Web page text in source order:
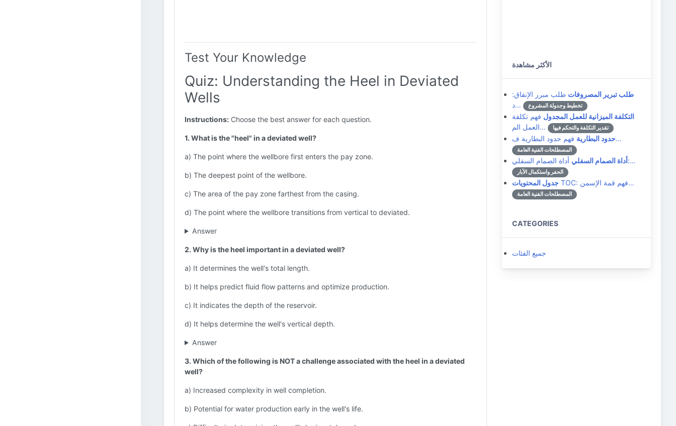
Test Your Knowledge
Quiz: Understanding the Heel in Deviated
Wells
Instructions: Choose the best answer for each question.
1. What is the "heel" in a deviated well?
a) The point where the wellbore first enters the pay zone.
b) The deepest point of the wellbore.
c) The area of the pay zone farthest from the casing.
d) The point where the wellbore transitions from vertical to deviated.
Answer
2. Why is the heel important in a deviated well?
a) It determines the well's total length.
b) It helps predict fluid flow patterns and optimize production.
c) It indicates the depth of the reservoir.
d) It helps determine the well's vertical depth.
Answer
3. Which of the following is NOT a challenge associated with the heel in a deviated
well?
a) Increased complexity in well completion.
b) Potential for water production early in the well's life.
الأكثر مشاهدة
طلب تبرير المصروفات طلب مبرر الإنفاق:
د…
تخطيط وجدولة المشروع
التكلفة الميزانية للعمل المجدول فهم تكلفة
العمل الم…
تقدير التكلفة والتحكم فيها
حدود البطاريةفهم حدود البطارية ف…
المصطلحات الفنية العامة
أداة الصمام السفليأداة الصمام السفلي:…
الحفر واستكمال الآبار
جدول المحتويات TOC: فهم قمة الإسمن…
المصطلحات الفنية العامة
CATEGORIES
جميع الفئات